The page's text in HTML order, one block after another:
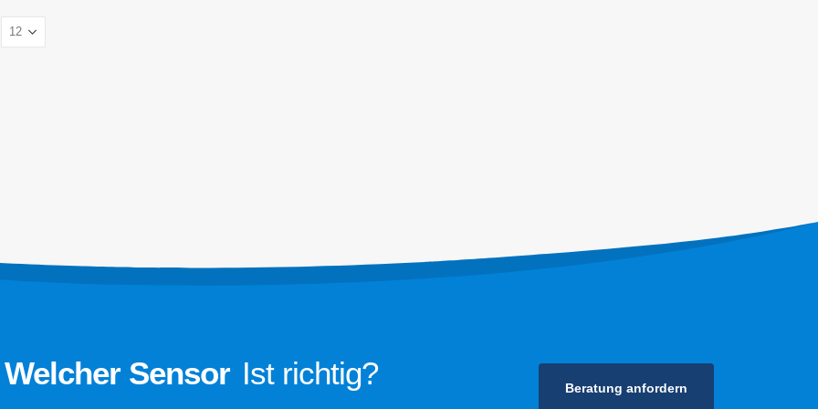
Welcher Sensor Ist richtig? Beratung anfordern